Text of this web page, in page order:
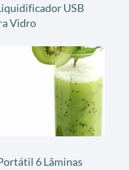
USB
Vidro
6 Lâminas